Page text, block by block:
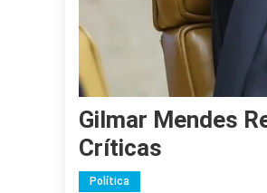
Gilmar Mendes
Críticas
Política